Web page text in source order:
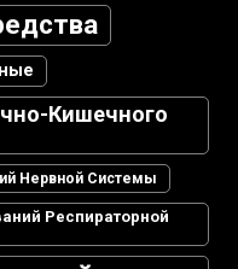
Кишечного
Нервной Системы
Респираторной